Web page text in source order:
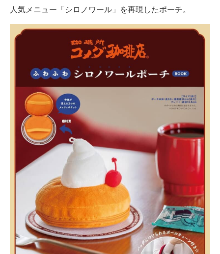
人気メニュー「シロノワール」を再現したポーチ。